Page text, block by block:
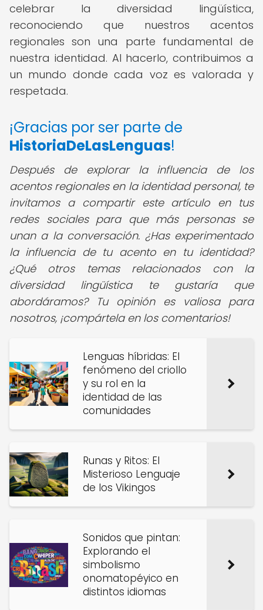
celebrar la diversidad lingüística,
reconociendo que nuestros acentos
regionales son una parte fundamental de
nuestra identidad. Al hacerlo, contribuimos a
un mundo donde cada voz es valorada y
respetada.
¡Gracias por ser parte de
HistoriaDeLasLenguas!
Después de explorar la influencia de los
acentos regionales en la identidad personal, te
invitamos a compartir este artículo en tus
redes sociales para que más personas se
unan a la conversación. ¿Has experimentado
la influencia de tu acento en tu identidad?
¿Qué otros temas relacionados con la
diversidad lingüística te gustaría que
abordáramos? Tu opinión es valiosa para
nosotros, ¡compártela en los comentarios!
Lenguas híbridas: El
fenómeno del criollo
y su rol en la
identidad de las
comunidades
Runas y Ritos: El
Misterioso Lenguaje
de los Vikingos
Sonidos que pintan:
Explorando el
simbolismo
onomatopéyico en
distintos idiomas